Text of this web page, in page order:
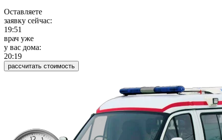
Оставляете
заявку сейчас:
19:51
врач уже
у вас дома:
20:19
рассчитать стоимость